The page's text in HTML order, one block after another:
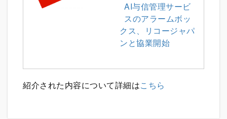
AI与信管理サービ
スのアラームボッ
クス、リコージャパ
ンと協業開始
紹介された内容について詳細はこちら